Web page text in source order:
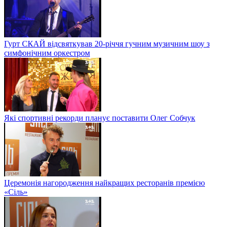
Гурт СКАЙ відсвяткував 20-річчя гучним музичним шоу з
симфонічним оркестром
Які спортивні рекорди планує поставити Олег Собчук
Церемонія нагородження найкращих ресторанів премією
«Сіль»